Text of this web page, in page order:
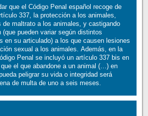
que el Código Penal español recoge de
337, la protección a los animales,
de maltrato a los animales, y castigando
(que pueden variar según distintos
en su articulado) a los que causen lesiones
sexual a los animales. Además, en la
Penal se incluyó un artículo 337 bis en
el que abandone a un animal (…) en
peligrar su vida o integridad será
de multa de uno a seis meses.